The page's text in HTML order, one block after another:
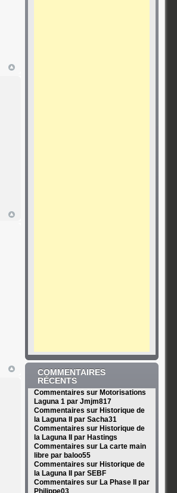
COMMENTAIRES
RÉCENTS
Commentaires sur Motorisations
Laguna 1 par Jmjm817
Commentaires sur Historique de
la Laguna II par Sacha31
Commentaires sur Historique de
la Laguna II par Hastings
Commentaires sur La carte main
libre par baloo55
Commentaires sur Historique de
la Laguna II par SEBF
Commentaires sur La Phase II par
Philippe03